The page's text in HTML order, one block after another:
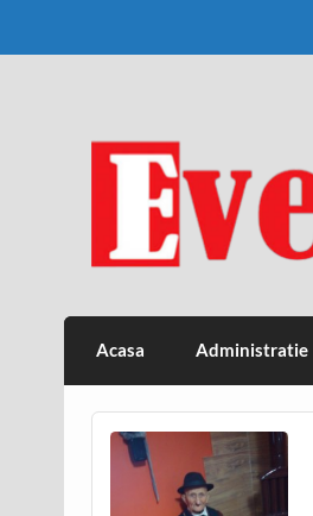
Eveniment
Acasa Administratie